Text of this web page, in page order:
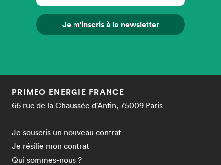
Je m'inscris à la newsletter
PRIMEO ENERGIE FRANCE
66 rue de la Chaussée d'Antin, 75009 Paris
Je souscris un nouveau contrat
Je résilie mon contrat
Qui sommes-nous ?